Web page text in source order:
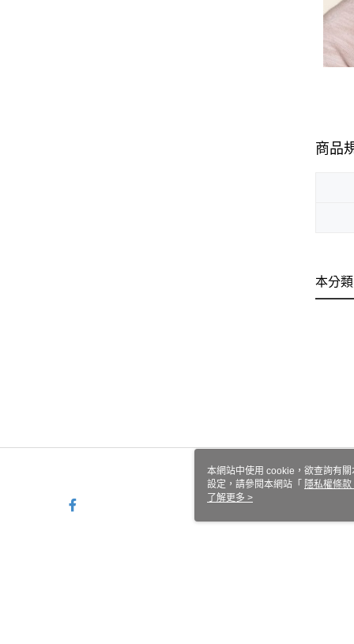
商品
本分
本網站中使用 cookie，欲查詢有
設定，請參閱本網站「 隱私權條款
使用 cookie。
了解更多 >